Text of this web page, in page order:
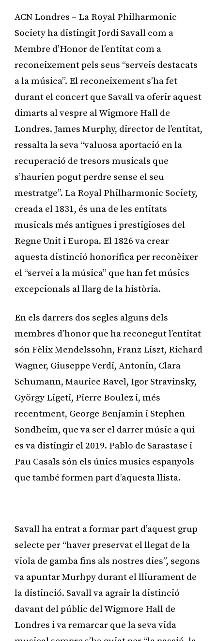
ACN Londres – La Royal Philharmonic
Society ha distingit Jordi Savall com a
Membre d’Honor de l’entitat com a
reconeixement pels seus “serveis destacats
a la música”. El reconeixement s’ha fet
durant el concert que Savall va oferir aquest
dimarts al vespre al Wigmore Hall de
Londres. James Murphy, director de l’entitat,
ressalta la seva “valuosa aportació en la
recuperació de tresors musicals que
s’haurien pogut perdre sense el seu
mestratge”. La Royal Philharmonic Society,
creada el 1831, és una de les entitats
musicals més antigues i prestigioses del
Regne Unit i Europa. El 1826 va crear
aquesta distinció honorífica per reconèixer
el “servei a la música” que han fet músics
excepcionals al llarg de la història.
En els darrers dos segles alguns dels
membres d’honor que ha reconegut l’entitat
són Fèlix Mendelssohn, Franz Liszt, Richard
Wagner, Giuseppe Verdi, Antonin, Clara
Schumann, Maurice Ravel, Igor Stravinsky,
György Ligeti, Pierre Boulez i, més
recentment, George Benjamin i Stephen
Sondheim, que va ser el darrer músic a qui
es va distingir el 2019. Pablo de Sarastase i
Pau Casals són els únics musics espanyols
que també formen part d’aquesta llista.
Savall ha entrat a formar part d’aquest grup
selecte per “haver preservat el llegat de la
viola de gamba fins als nostres dies”, segons
va apuntar Murhpy durant el lliurament de
la distinció. Savall va agrair la distinció
davant del públic del Wigmore Hall de
Londres i va remarcar que la seva vida